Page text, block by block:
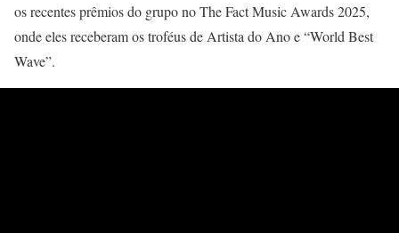
os recentes prêmios do grupo no The Fact Music Awards 2025,
onde eles receberam os troféus de Artista do Ano e “World Best
Wave”.